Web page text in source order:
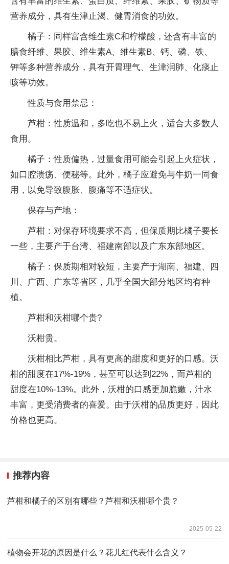
营养成分，具有生津止渴、健胃消食的功效。
橘子：同样富含维生素C和柠檬酸，还含有丰富的
膳食纤维、果胶、维生素A、维生素B、钙、磷、铁、
钾等多种营养成分，具有开胃理气、生津润肺、化痰止
咳等功效。
‌性质与食用禁忌‌：
芦柑：性质温和，多吃也不易上火，适合大多数人
食用。
橘子：性质偏热，过量食用可能会引起上火症状，
如口腔溃疡、便秘等。此外，橘子应避免与牛奶一同食
用，以免导致腹胀、腹痛等不适症状。
‌保存与产地‌：
芦柑：对保存环境要求不高，但保质期比橘子要长
一些，主要产于台湾、福建南部以及广东东部地区。
橘子：保质期相对较短，主要产于湖南、福建、四
川、广西、广东等省区，几乎全国大部分地区均有种
植。
芦柑和沃柑哪个贵?
沃柑贵。
沃柑相比芦柑，具有更高的甜度和更好的口感。沃
柑的甜度在17%-19%，甚至可以达到22%，而芦柑的
甜度在10%-13%。此外，沃柑的口感更加脆嫩，汁水
丰富，更受消费者的喜爱。由于沃柑的品质更好，因此
价格也更高。
推荐内容
芦柑和橘子的区别有哪些？芦柑和沃柑哪个贵？
2025-05-22
植物会开花的原因是什么？花儿红代表什么含义？